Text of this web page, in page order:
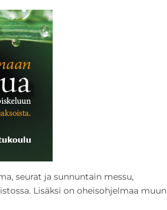
seurat ja sunnuntain messu,
Lisäksi on oheisohjelmaa muun